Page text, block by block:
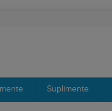
Suplimente